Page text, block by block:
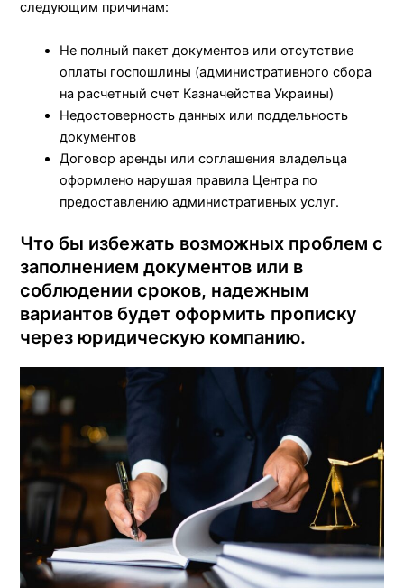
следующим причинам:
Не полный пакет документов или отсутствие
оплаты госпошлины (административного сбора
на расчетный счет Казначейства Украины)
Недостоверность данных или поддельность
документов
Договор аренды или соглашения владельца
оформлено нарушая правила Центра по
предоставлению административных услуг.
Что бы избежать возможных проблем с
заполнением документов или в
соблюдении сроков, надежным
вариантов будет оформить прописку
через юридическую компанию.